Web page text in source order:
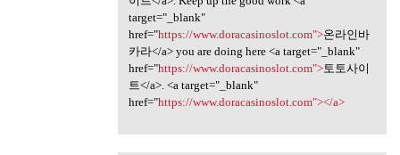
target="_blank"
href="https://www.doracasinoslot.com">온라인바
카라</a> you are doing here <a target="_blank"
href="https://www.doracasinoslot.com">토토사이
트</a>. <a target="_blank"
href="https://www.doracasinoslot.com"></a>